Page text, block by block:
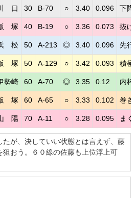
口 30 B-70 ○ 3.40 0.096 下降
塚 40 B-19 ○ 3.36 0.073 抜け
松 50 A-213 ◎ 3.40 0.096 先行
塚 50 A-129 ○ 3.42 0.093 積極
勢崎 60 A-70 ◎ 3.35 0.12 内枠
塚 60 A-65 ○ 3.33 0.102 巻き
陽 70 A-11 ○ 3.28 0.095 まく
が、決していい状態とは言えず、藤
狙おう。６０線の佐藤も上位浮上可